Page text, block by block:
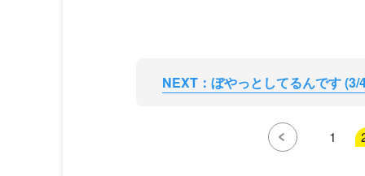
NEXT：ぼやっとしてるんです (3/
1